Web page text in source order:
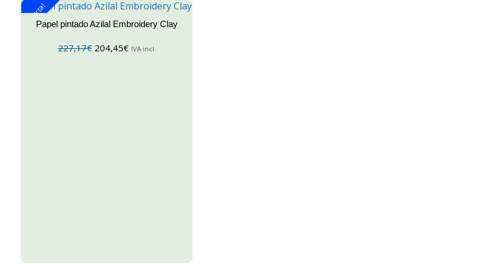
¡Oferta!Papel pintado Azilal Embroidery Clay
227,17€ 204,45€ IVA incl.